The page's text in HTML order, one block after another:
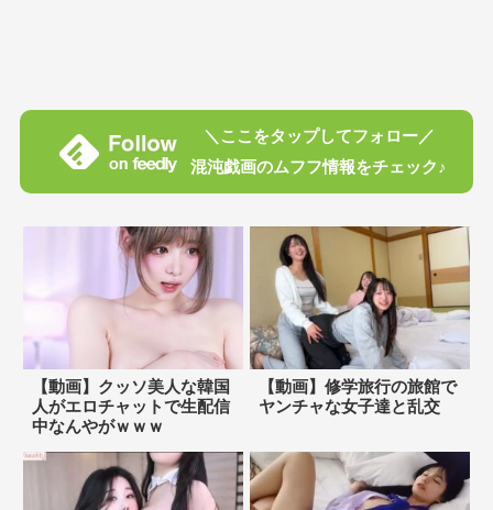
＼ここをタップしてフォロー／
混沌戯画のムフフ情報をチェック♪
【動画】クッソ美人な韓国
人がエロチャットで生配信
中なんやがｗｗｗ
【動画】修学旅行の旅館で
ヤンチャな女子達と乱交